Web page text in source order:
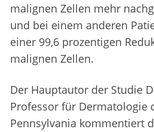
malignen Zellen mehr
und bei einem anderen
einer 99,6 prozentigen
malignen Zellen.
Der Hauptautor der Studie
Professor für Dermatologie
Pennsylvania kommentiert